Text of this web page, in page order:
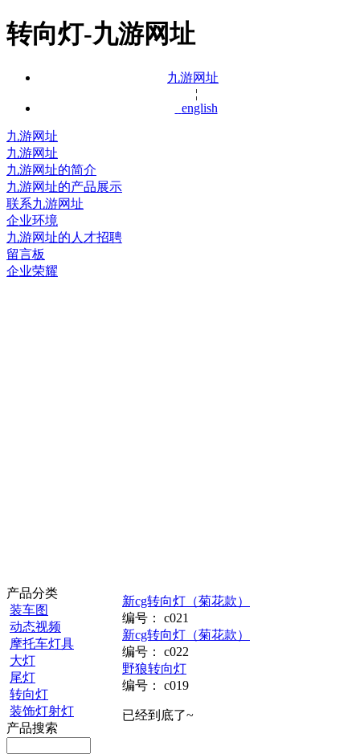
转向灯-九游网址
九游网址
¦
english
九游网址
九游网址
九游网址的简介
九游网址的产品展示
联系九游网址
企业环境
九游网址的人才招聘
留言板
企业荣耀
产品分类
装车图
动态视频
摩托车灯具
大灯
尾灯
转向灯
装饰灯射灯
产品搜索
新cg转向灯（菊花款）
编号：
c021
新cg转向灯（菊花款）
编号：
c022
野狼转向灯
编号：
c019
已经到底了~